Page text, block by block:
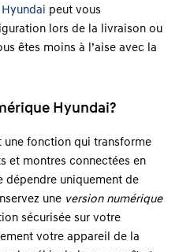
peut vous
lors de la livraison ou
êtes moins à l’aise avec la
Hyundai?
une fonction qui transforme
et montres connectées en
dépendre uniquement de
une version numérique
sécurisée sur votre
votre appareil de la